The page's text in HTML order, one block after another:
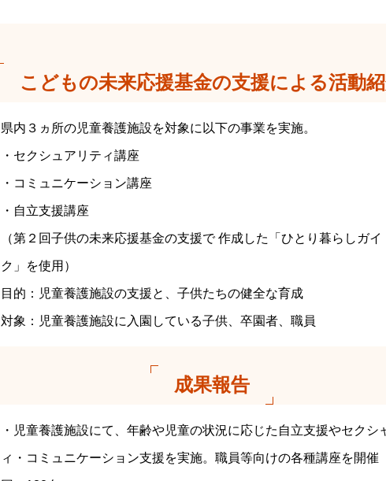
こどもの未来応援基金の支援による活動
県内３ヵ所の児童養護施設を対象に以下の事業を実施。
・セクシュアリティ講座
・コミュニケーション講座
・自立支援講座
（第２回子供の未来応援基金の支援で 作成した「ひとり暮らしガイ
ク」を使用）
目的：児童養護施設の支援と、子供たちの健全な育成
対象：児童養護施設に入園している子供、卒園者、職員
成果報告
・児童養護施設にて、年齢や児童の状況に応じた自立支援やセクシ
ィ・コミュニケーション支援を実施。職員等向けの各種講座を開催